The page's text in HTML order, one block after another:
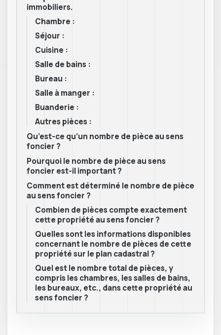
immobiliers.
Chambre :
Séjour :
Cuisine :
Salle de bains :
Bureau :
Salle à manger :
Buanderie :
Autres pièces :
Qu’est-ce qu’un nombre de pièce au sens
foncier ?
Pourquoi le nombre de pièce au sens
foncier est-il important ?
Comment est déterminé le nombre de pièce
au sens foncier ?
Combien de pièces compte exactement
cette propriété au sens foncier ?
Quelles sont les informations disponibles
concernant le nombre de pièces de cette
propriété sur le plan cadastral ?
Quel est le nombre total de pièces, y
compris les chambres, les salles de bains,
les bureaux, etc., dans cette propriété au
sens foncier ?